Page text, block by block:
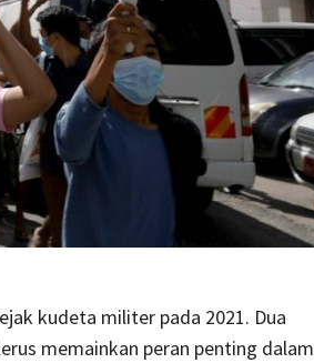
kudeta militer pada 2021. Dua
memainkan peran penting dalam